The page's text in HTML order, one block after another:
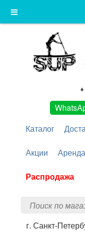
Каталог
Акции Аренда
Распродажа
г. Санкт-